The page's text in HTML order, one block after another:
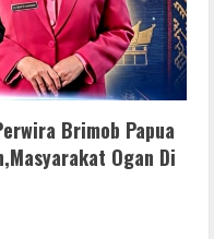
Brimob Papua
Ogan Di
+ Portable Windows